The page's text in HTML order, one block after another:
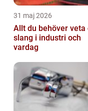
31 maj 2026
Allt du behöver veta
slang i industri och
vardag